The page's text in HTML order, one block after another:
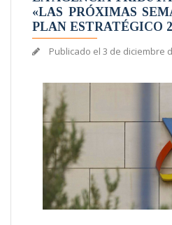
«LAS PRÓXIMAS
PLAN ESTRATÉGICO
Publicado el 3 de diciembre